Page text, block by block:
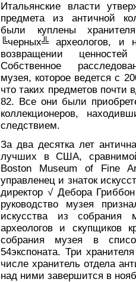
Итальянские власти
предмета из античной
были куплены
╚черных╩ археологов, и
возвращении
Собственное
музея, которое ведется с
что таких предметов почти
82. Все они были
коллекционеров,
следствием.
За два десятка лет
лучших в США,
Boston Museum of Fine
управленец и знаток
директор √ Дебора
руководство музея
искусства из
археологов и скупщиков
собрания музея в
54экспоната. Три
числе хранитель отдела
над ними завершится в